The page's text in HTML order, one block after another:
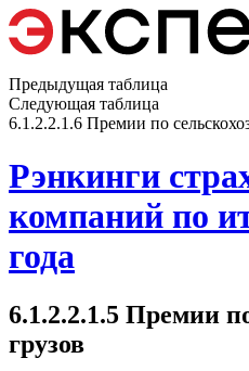
Предыдущая таблица
Следующая таблица
6.1.2.2.1.6 Премии по
Рэнкинги
компаний по
года
6.1.2.2.1.5 Премии
грузов